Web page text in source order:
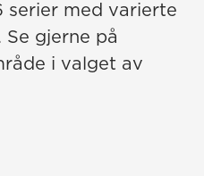
serier med varierte
gjerne på
i valget av